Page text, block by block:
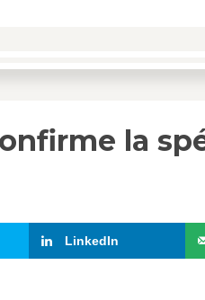
la
LinkedIn